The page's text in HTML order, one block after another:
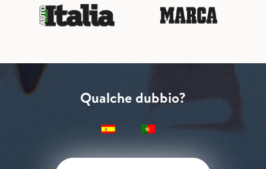
Qualche dubbio?